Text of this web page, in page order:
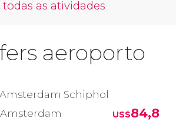
todas as atividades
aeroporto
Schiphol
US$84,8